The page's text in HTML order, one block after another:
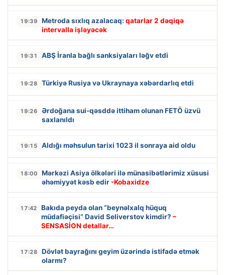
19:39 Metroda sıxlıq azalacaq: qatarlar 2 dəqiqə
intervalla işləyəcək
19:31 ABŞ İranla bağlı sanksiyaları ləğv etdi
19:28 Türkiyə Rusiya və Ukraynaya xəbərdarlıq etdi
19:26
Ərdoğana sui-qəsddə ittiham olunan FETÖ üzvü
saxlanıldı
19:15 Aldığı məhsulun tarixi 1023 il sonraya aid oldu
18:00
Mərkəzi Asiya ölkələri ilə münasibətlərimiz xüsusi
əhəmiyyət kəsb edir -Kobaxidze
17:42
Bakıda peyda olan “beynəlxalq hüquq
müdafiəçisi” David Seliverstov kimdir? –
SENSASİON detallar…
17:28
Dövlət bayrağını geyim üzərində istifadə etmək
olarmı?